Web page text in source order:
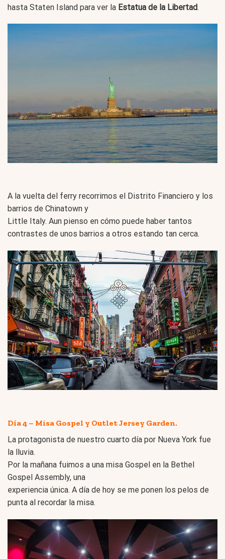
hasta Staten Island para ver la Estatua de la Libertad.
A la vuelta del ferry recorrimos el Distrito Financiero y los
barrios de Chinatown y
Little Italy. Aun pienso en cómo puede haber tantos
contrastes de unos barrios a otros estando tan cerca.
Día 4 – Misa Gospel y Outlet Jersey Garden.
La protagonista de nuestro cuarto día por Nueva York fue
la lluvia.
Por la mañana fuimos a una misa Gospel en la Bethel
Gospel Assembly, una
experiencia única. A día de hoy se me ponen los pelos de
punta al recordar la misa.